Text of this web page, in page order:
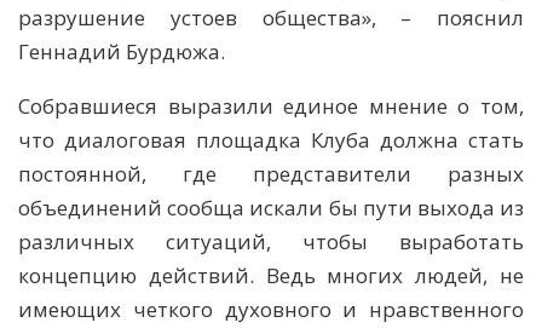
разрушение устоев общества», – пояснил
Геннадий Бурдюжа.
Собравшиеся выразили единое мнение о том,
что диалоговая площадка Клуба должна стать
постоянной, где представители разных
объединений сообща искали бы пути выхода из
различных ситуаций, чтобы выработать
концепцию действий. Ведь многих людей, не
имеющих четкого духовного и нравственного